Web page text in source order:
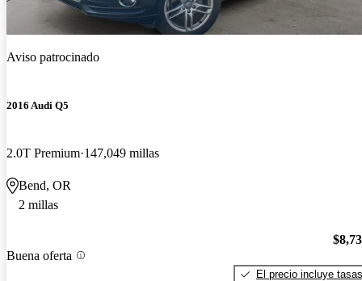
Aviso patrocinado
2016 Audi Q5
2.0T Premium 147,049 millas
Bend, OR
2 millas
Buena oferta
El precio incluye tasas